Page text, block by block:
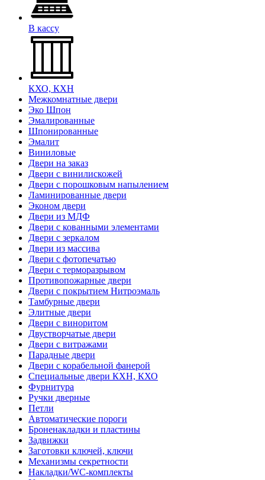
В кассу
КХО, КХН
Межкомнатные двери
Эко Шпон
Эмалированные
Шпонированные
Эмалит
Виниловые
Двери на заказ
Двери с винилискожей
Двери с порошковым напылением
Ламинированные двери
Эконом двери
Двери из МДФ
Двери с кованными элементами
Двери с зеркалом
Двери из массива
Двери с фотопечатью
Двери с терморазрывом
Противопожарные двери
Двери с покрытием Нитроэмаль
Тамбурные двери
Элитные двери
Двери с виноритом
Двустворчатые двери
Двери с витражами
Парадные двери
Двери с корабельной фанерой
Специальные двери КХН, КХО
Фурнитура
Ручки дверные
Петли
Автоматические пороги
Броненакладки и пластины
Задвижки
Заготовки ключей, ключи
Механизмы секретности
Накладки/WC-комплекты